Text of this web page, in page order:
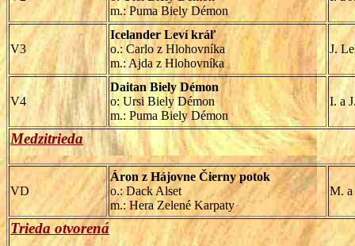
m.: Puma Biely Démon
V3
Icelander Leví kráľ
o.: Carlo z Hlohovníka
m.: Ajda z Hlohovníka
J.
V4
Daitan Biely Démon
o: Ursi Biely Démon
m.: Puma Biely Démon
I. a
Medzitrieda
VD
Áron z Hájovne Čierny potok
o.: Dack Alset
m.: Hera Zelené Karpaty
M.
Trieda otvorená